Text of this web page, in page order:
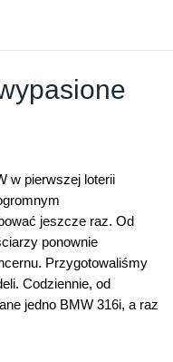
w pierwszej loterii
jeszcze raz. Od
ponownie
Przygotowaliśmy
Codziennie, od
jedno BMW 316i, a raz